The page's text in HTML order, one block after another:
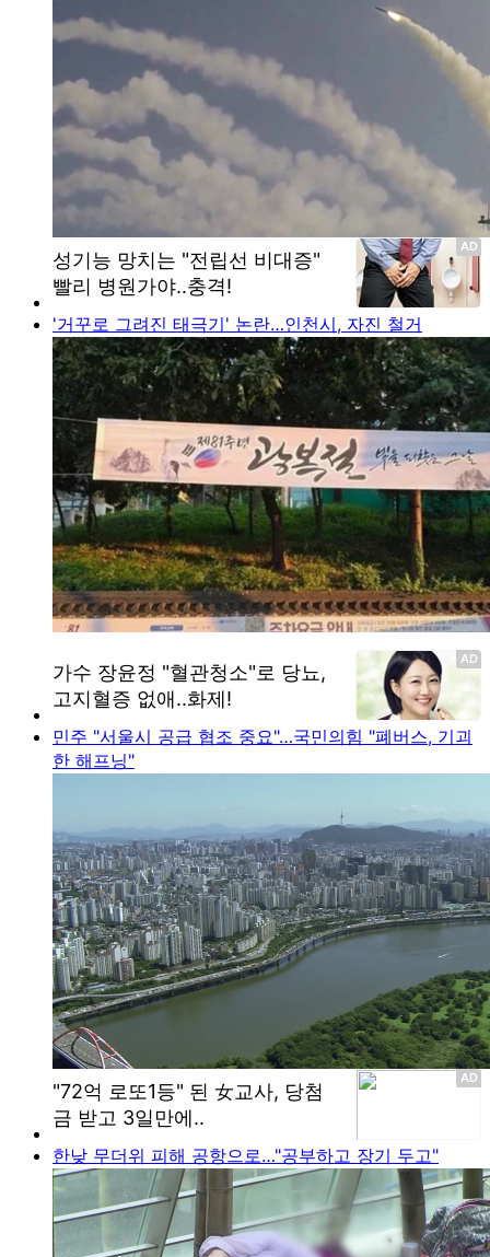
'거꾸로 그려진 태극기' 논란…인천시, 자진 철거
민주 "서울시 공급 협조 중요"…국민의힘 "폐버스, 기괴
한 해프닝"
한낮 무더위 피해 공항으로…"공부하고 장기 두고"